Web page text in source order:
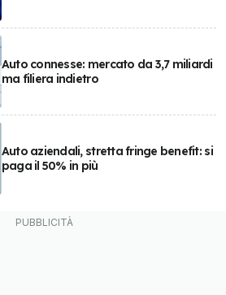
Auto connesse: mercato da 3,7 miliardi
ma filiera indietro
Auto aziendali, stretta fringe benefit: si
paga il 50% in più